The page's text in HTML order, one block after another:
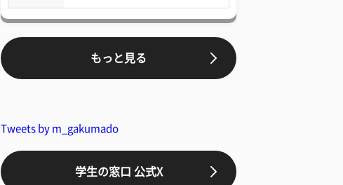
もっと見る
Tweets by m_gakumado
学生の窓口 公式X